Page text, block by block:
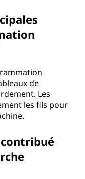
de
Les
les fils pour